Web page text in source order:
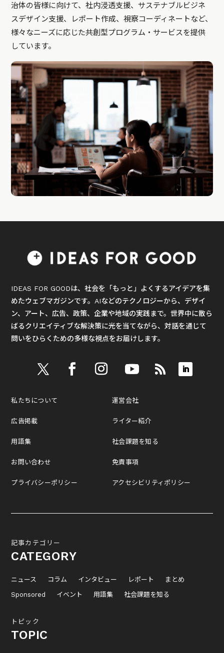
治体の皆様に向けて、社内浸透支援、サステナブルビジネ
スデザイン支援、レポート作成、視察コーディネートなど、
様々なニーズに応じた共創型プログラム・サービスを提供
しています。
IDEAS FOR GOODは、社会を「もっと」よくするアイデアを集
めたウェブマガジンです。AIなどのテクノロジーから、デザイ
ン、アート、広告、政策、企業や地域の実践まで。世界中に散ら
ばるクリエイティブな解決策に光を当てながら、対話を通じて
問いをひらくための多様な視点をお届けします。
私たちについて
広告掲載
用語集
お問い合わせ
プライバシーポリシー
運営会社
ライター紹介
社会課題を知る
免責事項
アクセシビリティポリシー
記事カテゴリー
CATEGORY
ニュース コラム インタビュー レポート
まとめ
Sponsored
イベント 用語集 社会課題を知る
トピック
TOPIC